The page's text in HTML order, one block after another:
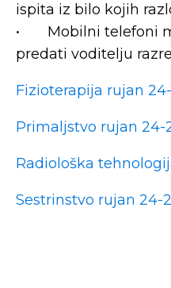
ispita iz bilo kojih
• Mobilni telefoni
predati voditelju
Fizioterapija rujan
Primaljstvo rujan 24-
Radiološka
Sestrinstvo rujan 24-